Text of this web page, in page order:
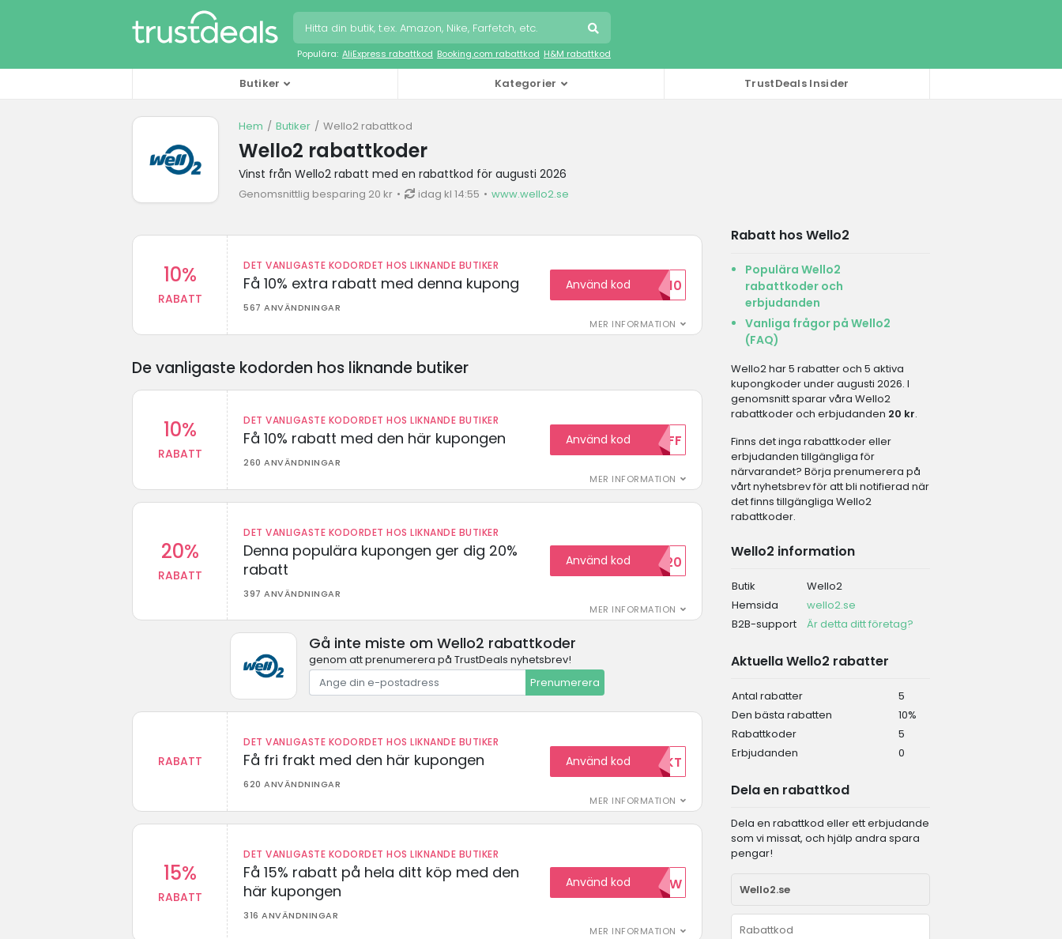
Populära: AliExpress rabattkod Booking.com rabattkod H&M rabattkod
Butiker Kategorier TrustDeals Insider
Hem Butiker Wello2 rabattkod
Wello2 rabattkoder
Vinst från Wello2 rabatt med en rabattkod för augusti 2026
Genomsnittlig besparing 20 kr idag kl 14:55 www.wello2.se
10%
RABATT
DET VANLIGASTE KODORDET HOS LIKNANDE BUTIKER
Få 10% extra rabatt med denna kupong
567 ANVÄNDNINGAR
MER INFORMATION
Använd kod
VILKOMMEN10
De vanligaste kodorden hos liknande butiker
10%
RABATT
DET VANLIGASTE KODORDET HOS LIKNANDE BUTIKER
Få 10% rabatt med den här kupongen
260 ANVÄNDNINGAR
MER INFORMATION
Använd kod 10OFF
20%
RABATT
DET VANLIGASTE KODORDET HOS LIKNANDE BUTIKER
Denna populära kupongen ger dig 20%
rabatt
397 ANVÄNDNINGAR
MER INFORMATION
Använd kodHELLO20
Gå inte miste om Wello2 rabattkoder
genom att prenumerera på TrustDeals nyhetsbrev!
Prenumerera
RABATT
DET VANLIGASTE KODORDET HOS LIKNANDE BUTIKER
Få fri frakt med den här kupongen
620 ANVÄNDNINGAR
MER INFORMATION
Använd kodFRIFRAKT
15%
RABATT
DET VANLIGASTE KODORDET HOS LIKNANDE BUTIKER
Få 15% rabatt på hela ditt köp med den
här kupongen
316 ANVÄNDNINGAR
MER INFORMATION
Använd kod 15NOW
Rabatt hos Wello2
Populära Wello2
rabattkoder och
erbjudanden
Vanliga frågor på Wello2
(FAQ)
Wello2 har 5 rabatter och 5 aktiva
kupongkoder under augusti 2026. I
genomsnitt sparar våra Wello2
rabattkoder och erbjudanden 20 kr.
Finns det inga rabattkoder eller
erbjudanden tillgängliga för
närvarandet? Börja prenumerera på
vårt nyhetsbrev för att bli notifierad när
det finns tillgängliga Wello2
rabattkoder.
Wello2 information
Butik
Wello2
Hemsida
wello2.se
B2B-support
Är detta ditt företag?
Aktuella Wello2 rabatter
Antal rabatter
5
Den bästa rabatten
10%
Rabattkoder
5
Erbjudanden
0
Dela en rabattkod
Dela en rabattkod eller ett erbjudande
som vi missat, och hjälp andra spara
pengar!